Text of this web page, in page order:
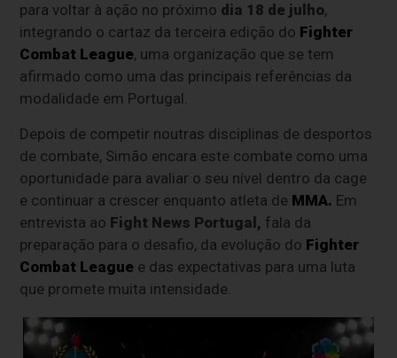
para voltar à ação no próximo dia 18 de julho,
integrando o cartaz da terceira edição do Fighter
Combat League, uma organização que se tem
afirmado como uma das principais referências da
modalidade em Portugal.
Depois de competir noutras disciplinas de desportos
de combate, Simão encara este combate como uma
oportunidade para avaliar o seu nível dentro da cage
e continuar a crescer enquanto atleta de MMA. Em
entrevista ao Fight News Portugal, fala da
preparação para o desafio, da evolução do Fighter
Combat League e das expectativas para uma luta
que promete muita intensidade.